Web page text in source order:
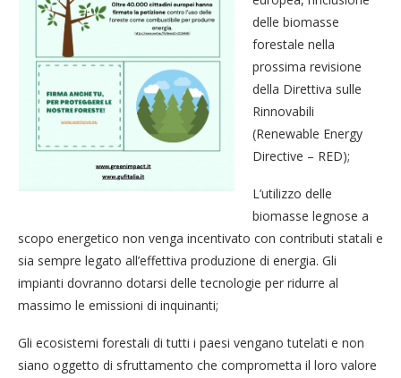
delle biomasse
forestale nella
prossima revisione
della Direttiva sulle
Rinnovabili
(Renewable Energy
Directive – RED);
L’utilizzo delle
biomasse legnose a
scopo energetico non venga incentivato con contributi statali e
sia sempre legato all’effettiva produzione di energia. Gli
impianti dovranno dotarsi delle tecnologie per ridurre al
massimo le emissioni di inquinanti;
Gli ecosistemi forestali di tutti i paesi vengano tutelati e non
siano oggetto di sfruttamento che comprometta il loro valore